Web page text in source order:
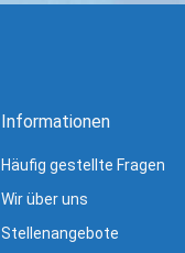
Informationen
Häufig gestellte Fragen
Wir über uns
Stellenangebote